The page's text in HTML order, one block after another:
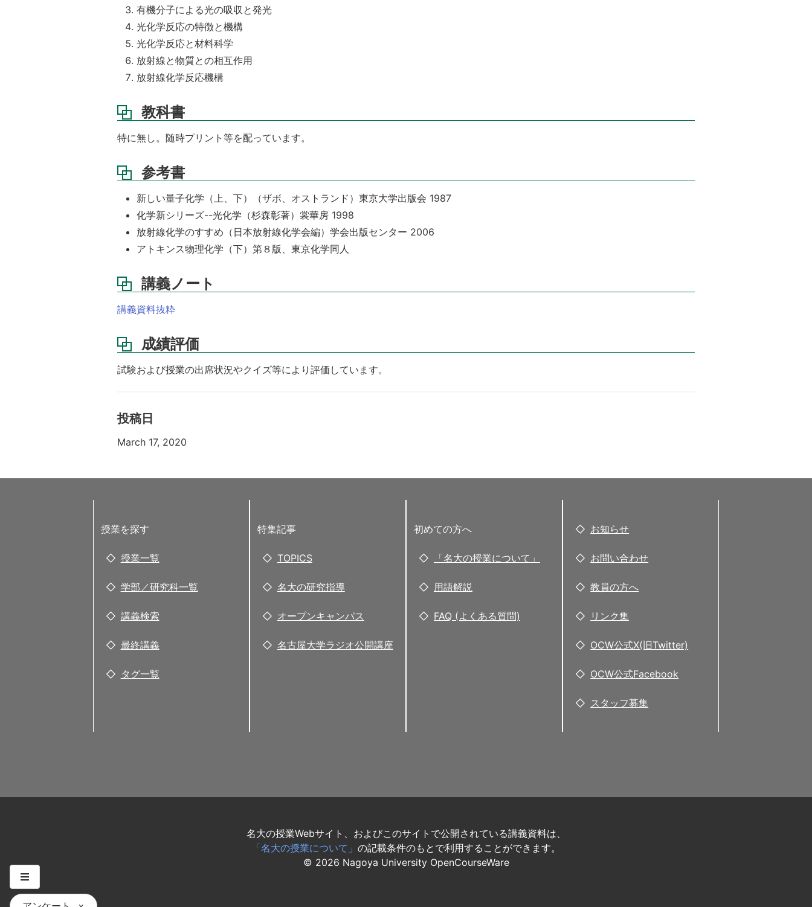
有機分子による光の吸収と発光
光化学反応の特徴と機構
光化学反応と材料科学
放射線と物質との相互作用
放射線化学反応機構
教科書
特に無し。随時プリント等を配っています。
参考書
新しい量子化学（上、下）（ザボ、オストランド）東京大学出版会 1987
化学新シリーズ--光化学（杉森彰著）裳華房 1998
放射線化学のすすめ（日本放射線化学会編）学会出版センター 2006
アトキンス物理化学（下）第８版、東京化学同人
講義ノート
講義資料抜粋
成績評価
試験および授業の出席状況やクイズ等により評価しています。
投稿日
March 17, 2020
授業を探す
授業一覧
学部／研究科一覧
講義検索
最終講義
タグ一覧
特集記事
TOPICS
名大の研究指導
オープンキャンパス
名古屋大学ラジオ公開講座
初めての方へ
「名大の授業について」
用語解説
FAQ (よくある質問)
お知らせ
お問い合わせ
教員の方へ
リンク集
OCW公式X(旧Twitter)
OCW公式Facebook
スタッフ募集
名大の授業Webサイト、およびこのサイトで公開されている講義資料は、
「名大の授業について」 の記載条件のもとで利用することができます。
© 2026 Nagoya University OpenCourseWare